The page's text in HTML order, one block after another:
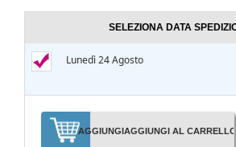
SELEZIONA DATA
Lunedì 24 Agosto
AGGIUNGIAGGIUNGI AL CARRELLO